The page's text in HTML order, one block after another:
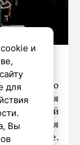
пельменей
которая
и счастье.
и
для
Вы